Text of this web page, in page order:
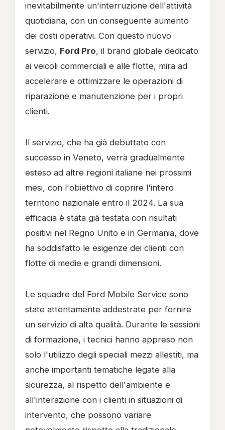
inevitabilmente un'interruzione dell'attività
quotidiana, con un conseguente aumento
dei costi operativi. Con questo nuovo
servizio, Ford Pro, il brand globale dedicato
ai veicoli commerciali e alle flotte, mira ad
accelerare e ottimizzare le operazioni di
riparazione e manutenzione per i propri
clienti.
Il servizio, che ha già debuttato con
successo in Veneto, verrà gradualmente
esteso ad altre regioni italiane nei prossimi
mesi, con l'obiettivo di coprire l'intero
territorio nazionale entro il 2024. La sua
efficacia è stata già testata con risultati
positivi nel Regno Unito e in Germania, dove
ha soddisfatto le esigenze dei clienti con
flotte di medie e grandi dimensioni.
Le squadre del Ford Mobile Service sono
state attentamente addestrate per fornire
un servizio di alta qualità. Durante le sessioni
di formazione, i tecnici hanno appreso non
solo l'utilizzo degli speciali mezzi allestiti, ma
anche importanti tematiche legate alla
sicurezza, al rispetto dell'ambiente e
all'interazione con i clienti in situazioni di
intervento, che possono variare